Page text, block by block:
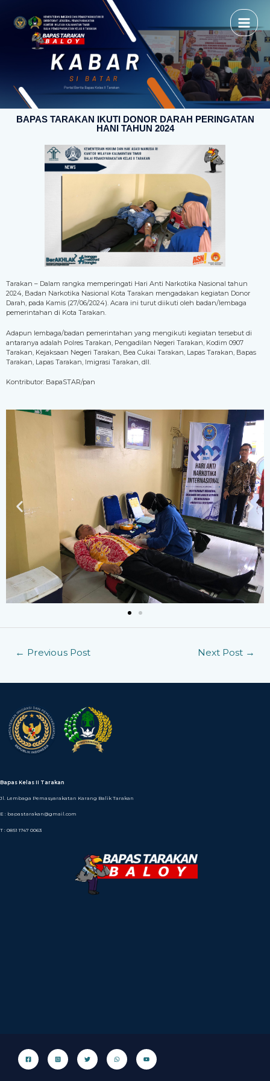
BAPAS TARAKAN IKUTI DONOR DARAH PERINGATAN
HANI TAHUN 2024
Tarakan – Dalam rangka memperingati Hari Anti Narkotika Nasional tahun
2024, Badan Narkotika Nasional Kota Tarakan mengadakan kegiatan Donor
Darah, pada Kamis (27/06/2024). Acara ini turut diikuti oleh badan/lembaga
pemerintahan di Kota Tarakan.
Adapun lembaga/badan pemerintahan yang mengikuti kegiatan tersebut di
antaranya adalah Polres Tarakan, Pengadilan Negeri Tarakan, Kodim 0907
Tarakan, Kejaksaan Negeri Tarakan, Bea Cukai Tarakan, Lapas Tarakan, Bapas
Tarakan, Lapas Tarakan, Imigrasi Tarakan, dll.
Kontributor: BapaSTAR/pan
← Previous Post Next Post →
Bapas Kelas II Tarakan
Jl. Lembaga Pemasyarakatan Karang Balik Tarakan
E : bapastarakan@gmail.com
T : 0851 1747 0063